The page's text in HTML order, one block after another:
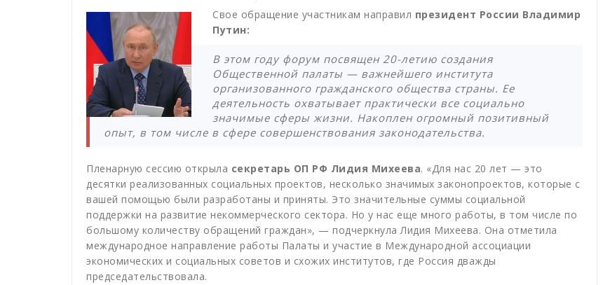
Свое обращение участникам направил президент России Владимир
Путин:
В этом году форум посвящен 20-летию создания
Общественной палаты — важнейшего института
организованного гражданского общества страны. Ее
деятельность охватывает практически все социально
значимые сферы жизни. Накоплен огромный позитивный
опыт, в том числе в сфере совершенствования законодательства.
Пленарную сессию открыла секретарь ОП РФ Лидия Михеева. «Для нас 20 лет — это
десятки реализованных социальных проектов, несколько значимых законопроектов, которые с
вашей помощью были разработаны и приняты. Это значительные суммы социальной
поддержки на развитие некоммерческого сектора. Но у нас еще много работы, в том числе по
большому количеству обращений граждан», — подчеркнула Лидия Михеева. Она отметила
международное направление работы Палаты и участие в Международной ассоциации
экономических и социальных советов и схожих институтов, где Россия дважды
председательствовала.